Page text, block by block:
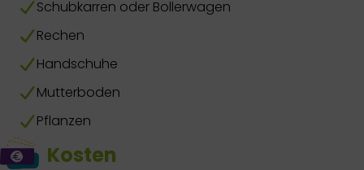
Schubkarren oder Bollerwagen
Rechen
Handschuhe
Mutterboden
Pflanzen
Kosten